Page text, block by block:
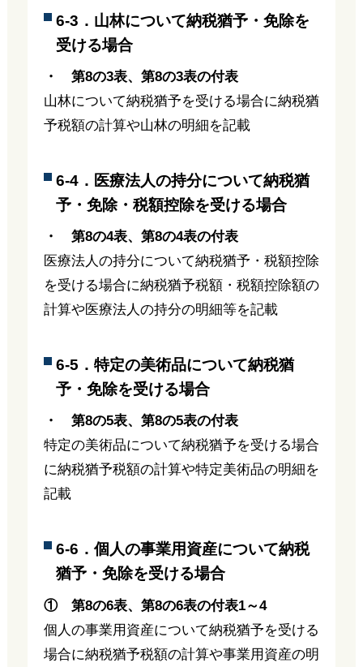
6-3．山林について納税猶予・免除を
受ける場合
・ 第8の3表、第8の3表の付表
山林について納税猶予を受ける場合に納税猶
予税額の計算や山林の明細を記載
6-4．医療法人の持分について納税猶
予・免除・税額控除を受ける場合
・ 第8の4表、第8の4表の付表
医療法人の持分について納税猶予・税額控除
を受ける場合に納税猶予税額・税額控除額の
計算や医療法人の持分の明細等を記載
6-5．特定の美術品について納税猶
予・免除を受ける場合
・ 第8の5表、第8の5表の付表
特定の美術品について納税猶予を受ける場合
に納税猶予税額の計算や特定美術品の明細を
記載
6-6．個人の事業用資産について納税
猶予・免除を受ける場合
① 第8の6表、第8の6表の付表1～4
個人の事業用資産について納税猶予を受ける
場合に納税猶予税額の計算や事業用資産の明